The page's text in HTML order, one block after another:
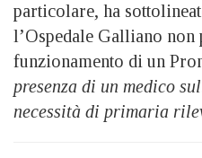
particolare, ha
l’Ospedale Galliano non
funzionamento di un
presenza di un medico
necessità di primaria